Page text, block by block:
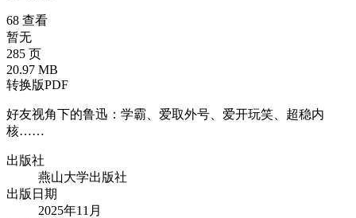
68 查看
暂无
285 页
20.97 MB
转换版PDF
好友视角下的鲁迅：学霸、爱取外号、爱开玩笑、超稳内
核……
出版社
燕⼭⼤学出版社
出版日期
2025年11月